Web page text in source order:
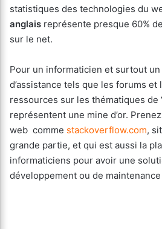
statistiques des technologies du
anglais représente presque 60%
sur le net.
Pour un informaticien et surtout
d’assistance tels que les forums
ressources sur les thématiques de
représentent une mine d’or. Prenez
web comme stackoverflow.com,
grande partie, et qui est aussi la
informaticiens pour avoir une
développement ou de